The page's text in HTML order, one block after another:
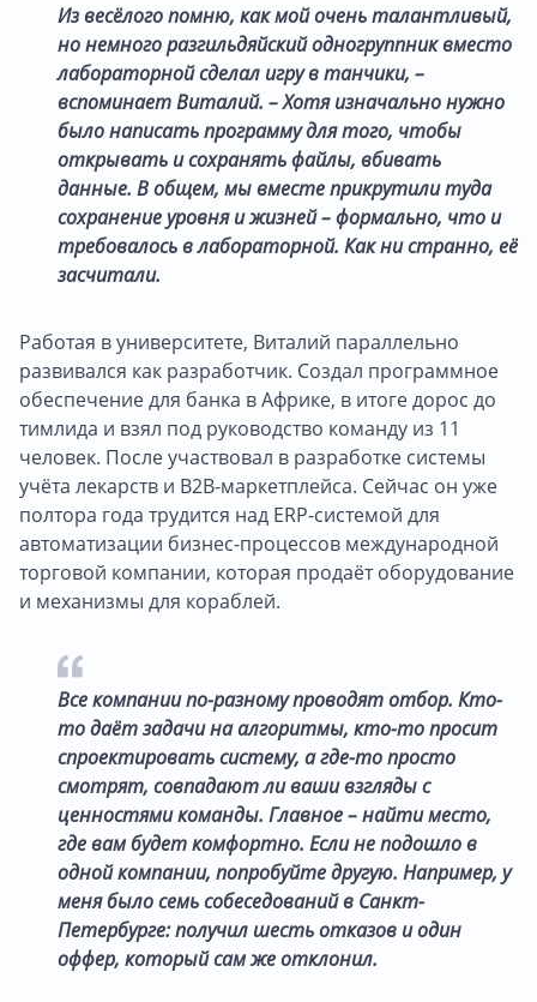
Из весёлого помню, как мой очень талантливый,
но немного разгильдяйский одногруппник вместо
лабораторной сделал игру в танчики, –
вспоминает Виталий. – Хотя изначально нужно
было написать программу для того, чтобы
открывать и сохранять файлы, вбивать
данные. В общем, мы вместе прикрутили туда
сохранение уровня и жизней – формально, что и
требовалось в лабораторной. Как ни странно, её
засчитали.
Работая в университете, Виталий параллельно
развивался как разработчик. Создал программное
обеспечение для банка в Африке, в итоге дорос до
тимлида и взял под руководство команду из 11
человек. После участвовал в разработке системы
учёта лекарств и B2B-маркетплейса. Сейчас он уже
полтора года трудится над ERP-системой для
автоматизации бизнес-процессов международной
торговой компании, которая продаёт оборудование
и механизмы для кораблей.
Все компании по-разному проводят отбор. Кто-
то даёт задачи на алгоритмы, кто-то просит
спроектировать систему, а где-то просто
смотрят, совпадают ли ваши взгляды с
ценностями команды. Главное – найти место,
где вам будет комфортно. Если не подошло в
одной компании, попробуйте другую. Например, у
меня было семь собеседований в Санкт-
Петербурге: получил шесть отказов и один
оффер, который сам же отклонил.